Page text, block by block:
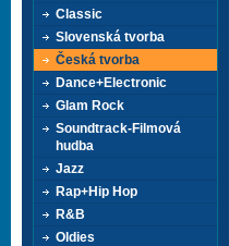
Classic
Slovenská tvorba
Česká tvorba
Dance+Electronic
Glam Rock
Soundtrack-Filmová
hudba
Jazz
Rap+Hip Hop
R&B
Oldies